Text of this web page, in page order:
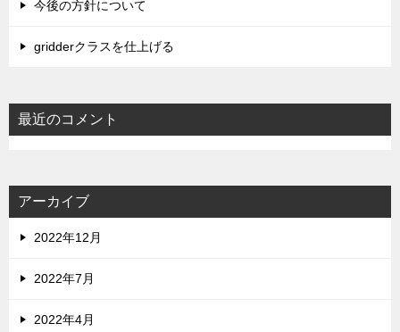
今後の方針について
gridderクラスを仕上げる
最近のコメント
アーカイブ
2022年12月
2022年7月
2022年4月